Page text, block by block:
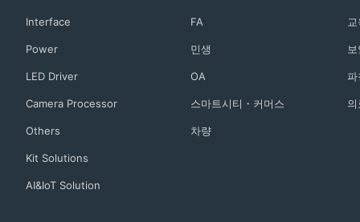
Interface
Power
LED Driver
Camera Processor
Others
Kit Solutions
AI&IoT Solution
FA 교
민생
OA 파
스마트시티・커머스 의
차량